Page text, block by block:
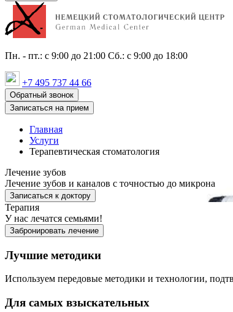
Пн. - пт.: с 9:00 до 21:00 Сб.: с 9:00 до 18:00
+7 495 737 44 66
Обратный звонок
Записаться на прием
Главная
Услуги
Терапевтическая стоматология
Лечение зубов
Лечение зубов и каналов с точностью до микрона
Записаться к доктору
Терапия
У нас лечатся семьями!
Забронировать лечение
Лучшие методики
Используем передовые методики и технологии,
Для самых взыскательных